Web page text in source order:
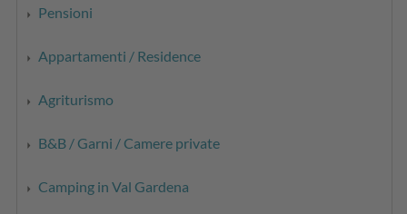
Pensioni
Appartamenti / Residence
Agriturismo
B&B / Garni / Camere private
Camping in Val Gardena